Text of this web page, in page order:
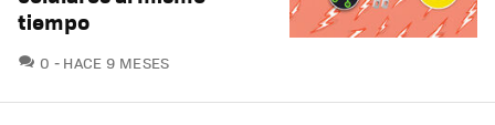
tiempo
0 COMENTARIOS
HACE 9 MESES